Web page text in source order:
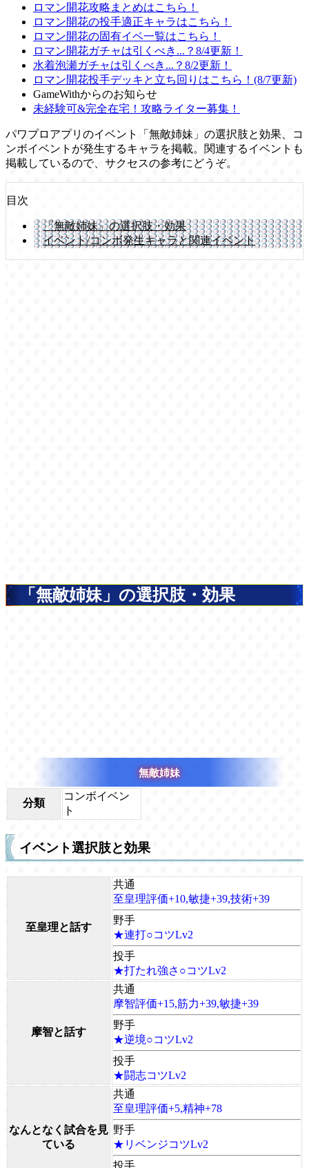
ロマン開花攻略まとめはこちら！
ロマン開花の投手適正キャラはこちら！
ロマン開花の固有イベ一覧はこちら！
ロマン開花ガチャは引くべき...？8/4更新！
水着泡瀬ガチャは引くべき...？8/2更新！
ロマン開花投手デッキと立ち回りはこちら！(8/7更新)
GameWithからのお知らせ
未経験可&完全在宅！攻略ライター募集！
パワプロアプリのイベント「無敵姉妹」の選択肢と効果、コ
ンボイベントが発生するキャラを掲載。関連するイベントも
掲載しているので、サクセスの参考にどうぞ。
目次
「無敵姉妹」の選択肢・効果
イベント/コンボ発生キャラと関連イベント
「無敵姉妹」の選択肢・効果
無敵姉妹
分類
コンボイベン
ト
イベント選択肢と効果
至皇理と話す
共通
至皇理評価+10,敏捷+39,技術+39
野手
★連打○コツLv2
投手
★打たれ強さ○コツLv2
摩智と話す
共通
摩智評価+15,筋力+39,敏捷+39
野手
★逆境○コツLv2
投手
★闘志コツLv2
なんとなく試合を見
ている
共通
至皇理評価+5,精神+78
野手
★リベンジコツLv2
投手